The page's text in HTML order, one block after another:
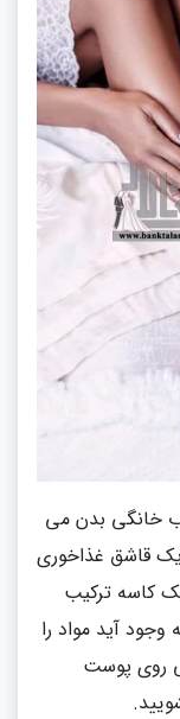
خانگی بدن می
قاشق غذاخوری
کاسه ترکیب
آید مواد را
روی پوست
.